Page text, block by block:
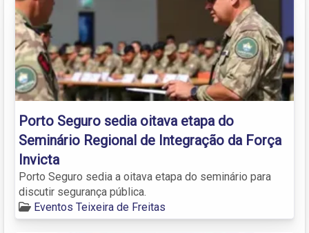
Porto Seguro sedia oitava etapa do
Seminário Regional de Integração da Força
Invicta
Porto Seguro sedia a oitava etapa do seminário para
discutir segurança pública.
Eventos Teixeira de Freitas